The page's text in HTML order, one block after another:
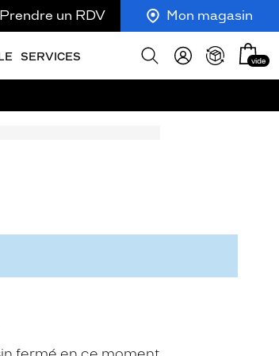
Prendre un RDV Mon magasin
SERVICES
Afficher
Mon
panier
vide